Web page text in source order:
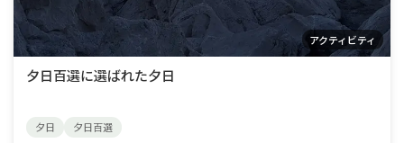
アクティビティ
夕日百選に選ばれた夕日
夕日 夕日百選